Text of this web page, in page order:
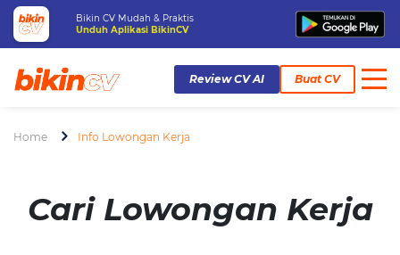
Bikin CV Mudah & Praktis
Unduh Aplikasi BikinCV
Review CV AI Buat CV
Home Info Lowongan Kerja
Cari Lowongan Kerja